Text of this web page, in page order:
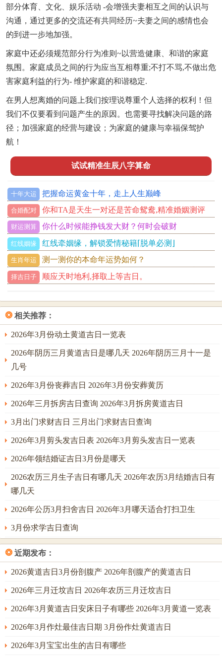
部分体育、文化、娱乐活动 -会增强夫妻相互之间的认识与
沟通，通过更多的交流还有共同经历~夫妻之间的感情也会
的到进一步地加强。
家庭中还必须规范部分行为准则~以营造健康、和谐的家庭
氛围。家庭成员之间的行为应当互相尊重;不打不骂,不做出危
害家庭利益的行为- 维护家庭的和谐稳定.
在男人想离婚的问题上我们按理说尊重个人选择的权利！但
我们不仅要看到问题产生的原因。也需要寻找解决问题的路
径；加强家庭的经营与建设；为家庭的健康与幸福保驾护
航！
试试精准生辰八字算命
十年大运 把握命运黄金十年，走上人生巅峰
合婚配对 你和TA是天生一对还是苦命鸳鸯,精准婚姻测评
财运测算 你什么时候能挣钱发大财？何时会破财
红线姻缘 红线牵姻缘，解锁爱情秘籍⌈脱单必测⌋
生肖年运 测一测你的本命年运势如何？
择吉日子 顺应天时地利,择取上等吉日。
❂ 相关推荐：
2026年3月份动土黄道吉日一览表
2026年阴历三月黄道吉日是哪几天 2026年阴历三月十一是
几号
2026年3月份丧葬吉日 2026年3月份安葬黄历
2026年三月拆房吉日查询 2026年3月拆房黄道吉日
3月出门求财吉日 三月出门求财吉日查询
2026年3月剪头发吉日表 2026年3月剪头发吉日一览表
2026年领结婚证吉日3月份是哪天
2026农历三月生子吉日有哪几天 2026年农历3月结婚吉日有
哪几天
2026年公历3月扫舍吉日 2026年3月哪天适合打扫卫生
3月份求学吉日查询
❂ 近期发布：
2026黄道吉日3月份剖腹产 2026年剖腹产的黄道吉日
2026年三月迁坟吉日 2026年农历三月迁坟吉日
2026年3月黄道吉日安床日子有哪些 2026年3月黄道一览表
2026年3月作灶最佳吉日期 3月份作灶黄道吉日
2026年3月宝宝出生的吉日有哪些